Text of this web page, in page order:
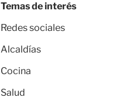
Temas de interés
Redes sociales
Alcaldías
Cocina
Salud